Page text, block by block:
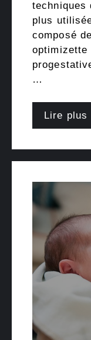
techniques
plus
composé
optimizette
…
Lire plus